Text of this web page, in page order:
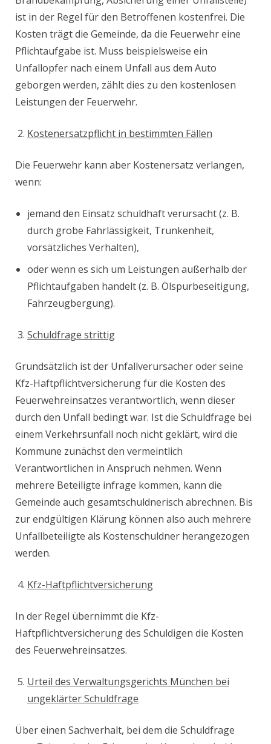
ist in der Regel für den Betroffenen kostenfrei. Die
Kosten trägt die Gemeinde, da die Feuerwehr eine
Pflichtaufgabe ist. Muss beispielsweise ein
Unfallopfer nach einem Unfall aus dem Auto
geborgen werden, zählt dies zu den kostenlosen
Leistungen der Feuerwehr.
Kostenersatzpflicht in bestimmten Fällen
Die Feuerwehr kann aber Kostenersatz verlangen,
wenn:
jemand den Einsatz schuldhaft verursacht (z. B.
durch grobe Fahrlässigkeit, Trunkenheit,
vorsätzliches Verhalten),
oder wenn es sich um Leistungen außerhalb der
Pflichtaufgaben handelt (z. B. Ölspurbeseitigung,
Fahrzeugbergung).
Schuldfrage strittig
Grundsätzlich ist der Unfallverursacher oder seine
Kfz-Haftpflichtversicherung für die Kosten des
Feuerwehreinsatzes verantwortlich, wenn dieser
durch den Unfall bedingt war. Ist die Schuldfrage bei
einem Verkehrsunfall noch nicht geklärt, wird die
Kommune zunächst den vermeintlich
Verantwortlichen in Anspruch nehmen. Wenn
mehrere Beteiligte infrage kommen, kann die
Gemeinde auch gesamtschuldnerisch abrechnen. Bis
zur endgültigen Klärung können also auch mehrere
Unfallbeteiligte als Kostenschuldner herangezogen
werden.
Kfz-Haftpflichtversicherung
In der Regel übernimmt die Kfz-
Haftpflichtversicherung des Schuldigen die Kosten
des Feuerwehreinsatzes.
Urteil des Verwaltungsgerichts München bei
ungeklärter Schuldfrage
Über einen Sachverhalt, bei dem die Schuldfrage